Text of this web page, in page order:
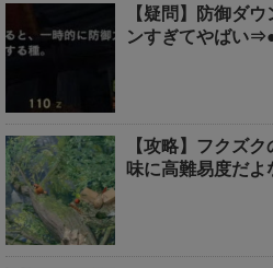
【疑問】防御ダ
ンすぎてやばい
【攻略】フクズ
味に高難易度だ